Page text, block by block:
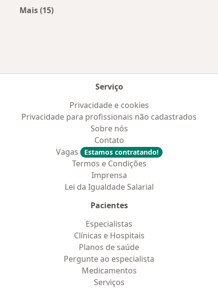
Mais (15)
Serviço
Privacidade e cookies
Privacidade para profissionais não cadastrados
Sobre nós
Contato
Vagas
Estamos contratando!
Termos e Condições
Imprensa
Lei da Igualdade Salarial
Pacientes
Especialistas
Clínicas e Hospitais
Planos de saúde
Pergunte ao especialista
Medicamentos
Serviços